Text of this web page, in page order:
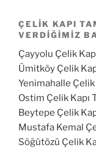
ÇELIK KAPI
VERDIĞIMIZ
Çayyolu Çelik
Ümitköy Çelik
Yenimahalle Çelik
Ostim Çelik Kapı
Beytepe Çelik
Mustafa Kemal
Söğütözü Çelik